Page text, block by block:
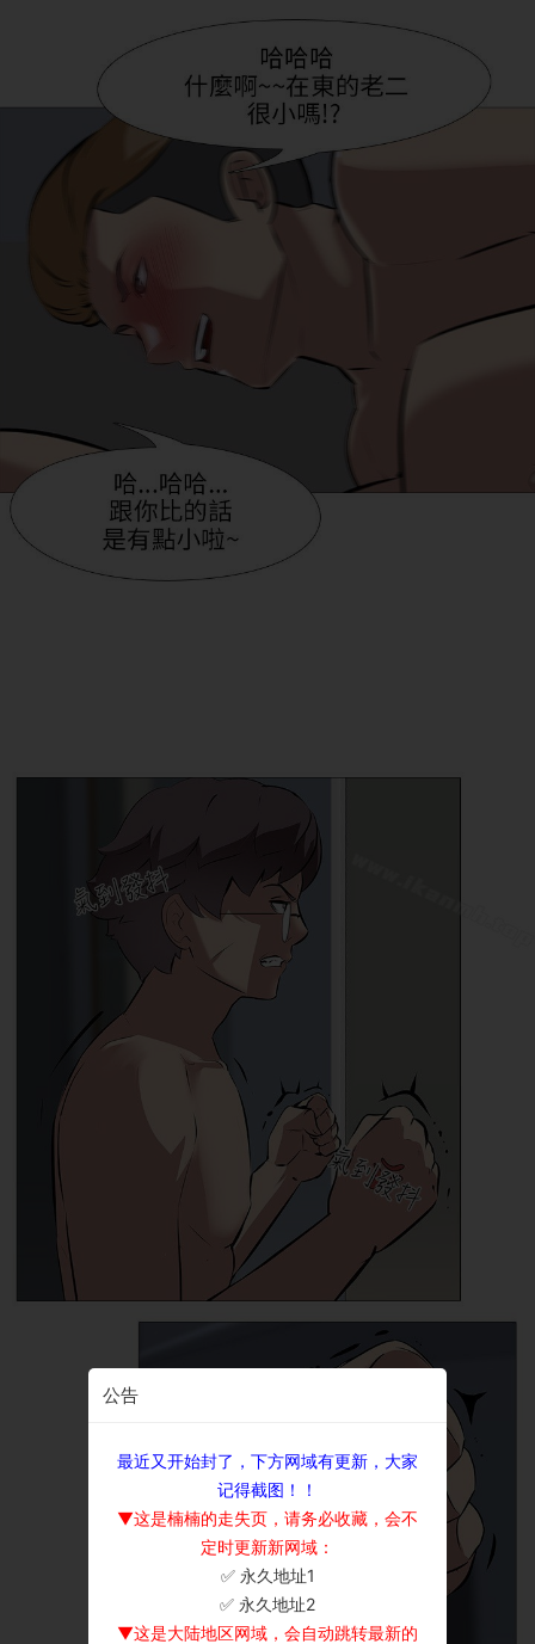
公告
最近又开始封了，下方网域有更新，大家
记得截图！！
▼这是楠楠的走失页，请务必收藏，会不
定时更新新网域：
✅ 永久地址1
✅ 永久地址2
▼这是大陆地区网域，会自动跳转最新的